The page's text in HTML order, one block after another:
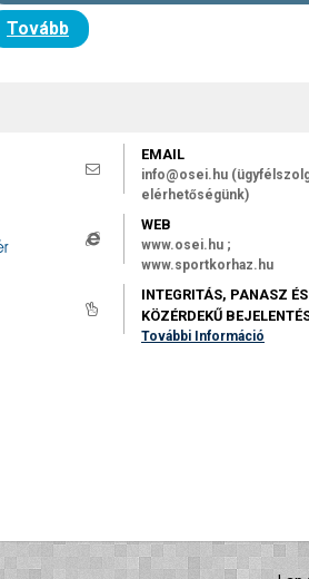
Tovább
EMAIL
info@osei.hu
elérhetőségünk)
WEB
www.osei.hu ;
www.sportkorhaz.hu
INTEGRITÁS, PANASZ ÉS
KÖZÉRDEKŰ
További Információ